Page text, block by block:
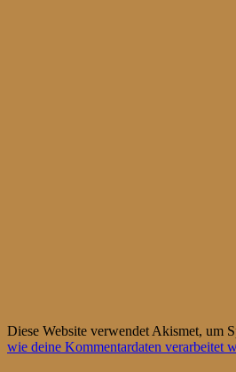
Diese Website verwendet Akismet, um
wie deine Kommentardaten verarbeitet